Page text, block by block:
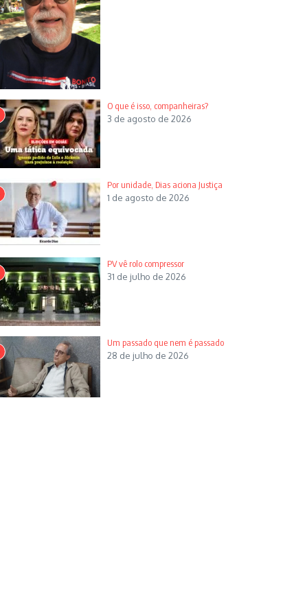
O que é isso, companheiras?
3 de agosto de 2026
Por unidade, Dias aciona Justiça
1 de agosto de 2026
PV vê rolo compressor
31 de julho de 2026
Um passado que nem é passado
28 de julho de 2026